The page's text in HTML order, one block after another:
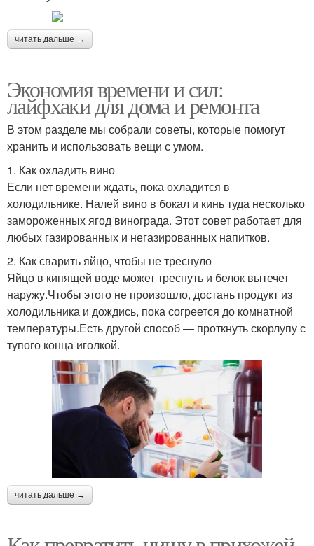
читать дальше →
Экономия времени и сил:
лайфхаки для дома и ремонта
В этом разделе мы собрали советы, которые помогут
хранить и использовать вещи с умом.
1. Как охладить вино
Если нет времени ждать, пока охладится в
холодильнике. Налей вино в бокал и кинь туда несколько
замороженных ягод винограда. Этот совет работает для
любых газированных и негазированных напитков.
2. Как сварить яйцо, чтобы не треснуло
Яйцо в кипящей воде может треснуть и белок вытечет
наружу.Чтобы этого не произошло, достань продукт из
холодильника и дождись, пока согреется до комнатной
температуры.Есть другой способ — проткнуть скорлупу с
тупого конца иголкой.
читать дальше →